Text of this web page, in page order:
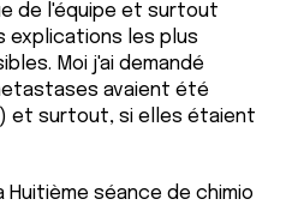
de l'équipe et surtout
explications les plus
Moi j'ai demandé
avaient été
et surtout, si elles étaient
Huitième séance de chimio